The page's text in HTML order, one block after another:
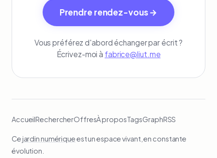
Prendre rendez-vous →
Vous préférez d'abord échanger par écrit ?
Écrivez-moi à fabrice@liut.me
AccueilRechercherOffresÀ proposTagsGraphRSS
Cejardin numériqueest un espace vivant, en constante
évolution.